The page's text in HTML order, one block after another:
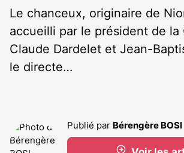
Le chanceux, originaire de
accueilli par le président de la
Claude Dardelet et Jean-
le directe…
Publié par Bérengère BOSI